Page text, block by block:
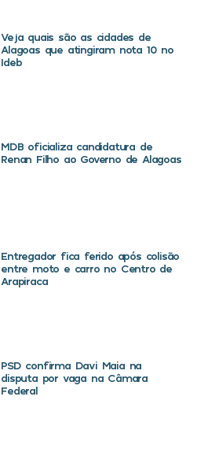
Veja quais são as cidades de
Alagoas que atingiram nota 10 no
Ideb
MDB oficializa candidatura de
Renan Filho ao Governo de Alagoas
Entregador fica ferido após colisão
entre moto e carro no Centro de
Arapiraca
PSD confirma Davi Maia na
disputa por vaga na Câmara
Federal